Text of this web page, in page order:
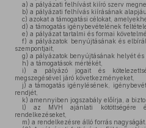
a) a pályázati felhívást kiíró szerv
b) a pályázati felhívás kiírásának
c) azokat a támogatási célokat,
d) a támogatás igénybevételének
e) a pályázat tartalmi és formai
f) a pályázatok benyújtásának és
szempontjait,
g) a pályázatok benyújtásának helyét és
h) a támogatások mértékét,
i) a pályázó jogait és
megszegésével járó következményeket,
j) a támogatás igénylésének,
rendjét,
k) amennyiben jogszabály előírja, a
l) az MVH ajánlati kötöttségére
rendelkezéseket,
m) a rendelkezésre álló forrás nagyságát.